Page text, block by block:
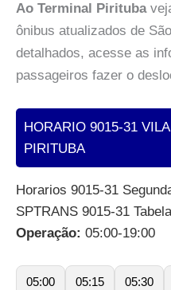
Ao Terminal Pirituba
ônibus atualizados de
detalhados, acesse as
passageiros fazer o
HORARIO 9015-31
PIRITUBA
Horarios 9015-31
SPTRANS 9015-31
Operação: 05:00-19:00
05:00 05:15 05:30